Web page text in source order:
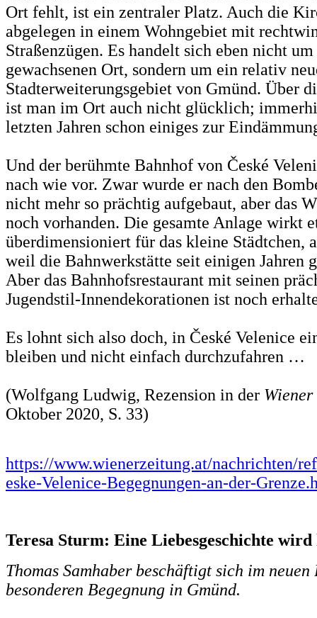
Ort fehlt, ist ein zentraler Platz. Auch die
abgelegen in einem Wohngebiet mit
Straßenzügen. Es handelt sich eben nicht
gewachsenen Ort, sondern um ein relativ
Stadterweiterungsgebiet von Gmünd. Über
ist man im Ort auch nicht glücklich;
letzten Jahren schon einiges zur
Und der berühmte Bahnhof von České
nach wie vor. Zwar wurde er nach den
nicht mehr so prächtig aufgebaut, aber das
noch vorhanden. Die gesamte Anlage wirkt
überdimensioniert für das kleine Städtchen,
weil die Bahnwerkstätte seit einigen Jahren
Aber das Bahnhofsrestaurant mit seinen
Jugendstil-Innendekorationen ist noch
Es lohnt sich also doch, in České Velenice
bleiben und nicht einfach durchzufahren …
(Wolfgang Ludwig, Rezension in der
Oktober 2020, S. 33)
https://www.wienerzeitung.at/nachrichten/
eske-Velenice-Begegnungen-an-der-
Teresa Sturm: Eine Liebesgeschichte wird
Thomas Samhaber beschäftigt sich im
besonderen Begegnung in Gmünd.